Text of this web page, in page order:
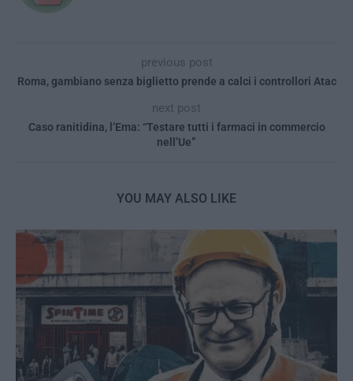
previous post
Roma, gambiano senza biglietto prende a calci i controllori Atac
next post
Caso ranitidina, l’Ema: “Testare tutti i farmaci in commercio
nell’Ue”
YOU MAY ALSO LIKE